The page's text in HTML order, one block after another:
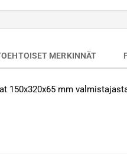
MERKINNÄT
150x320x65 mm